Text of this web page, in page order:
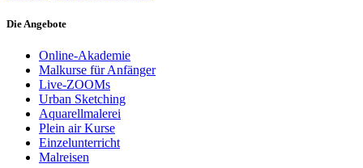
Die Angebote
Online-Akademie
Malkurse für Anfänger
Live-ZOOMs
Urban Sketching
Aquarellmalerei
Plein air Kurse
Einzelunterricht
Malreisen